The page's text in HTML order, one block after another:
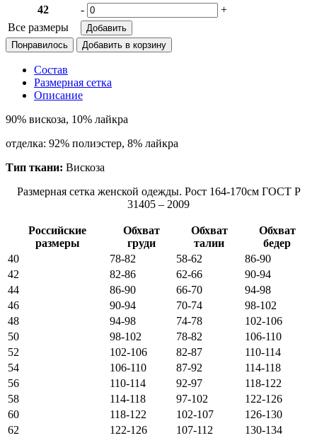
42
-
+
Все размеры
Понравилось
Состав
Размерная сетка
Описание
90% вискоза, 10% лайкра
отделка: 92% полиэстер, 8% лайкра
Тип ткани: Вискоза
Размерная сетка женской одежды. Рост 164-170см ГОСТ Р
31405 – 2009
Российские
размеры
Обхват
груди
Обхват
талии
Обхват
бедер
40
78-82 58-62
86-90
42
82-86 62-66
90-94
44
86-90 66-70
94-98
46
90-94 70-74
98-102
48
94-98 74-78
102-106
50
98-102 78-82
106-110
52
102-106 82-87
110-114
54
106-110 87-92
114-118
56
110-114 92-97
118-122
58
114-118 97-102
122-126
60
118-122 102-107
126-130
62
122-126 107-112
130-134